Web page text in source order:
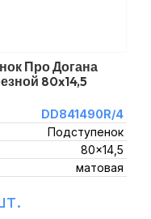
Про Догана
80x14,5
DD841490R/4
Подступенок
80x14,5
матовая